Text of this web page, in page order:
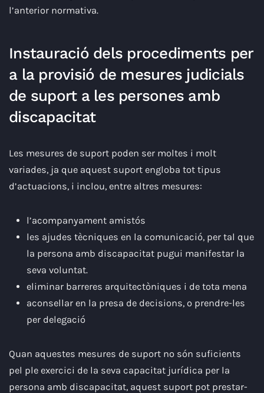
l’anterior normativa.
Instauració dels procediments per
a la provisió de mesures judicials
de suport a les persones amb
discapacitat
Les mesures de suport poden ser moltes i molt
variades, ja que aquest suport engloba tot tipus
d’actuacions, i inclou, entre altres mesures:
l’acompanyament amistós
les ajudes tècniques en la comunicació, per tal que
la persona amb discapacitat pugui manifestar la
seva voluntat.
eliminar barreres arquitectòniques i de tota mena
aconsellar en la presa de decisions, o prendre-les
per delegació
Quan aquestes mesures de suport no són suficients
pel ple exercici de la seva capacitat jurídica per la
persona amb discapacitat, aquest suport pot prestar-